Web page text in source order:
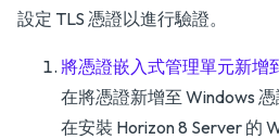
設定 TLS 憑證以進行驗證。
將憑證嵌入式管理單元新增
在將憑證新增至 Windows
在安裝 Horizon 8 Server 的